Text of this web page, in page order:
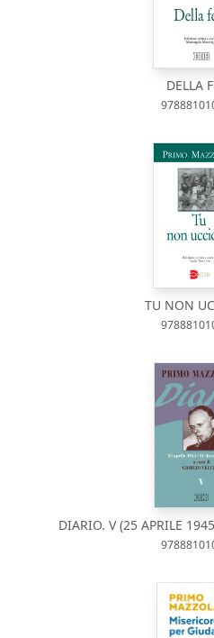
DELLA
TU NON
DIARIO. V (25 APRILE